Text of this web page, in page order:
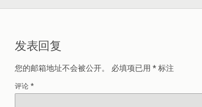
发表回复
您的邮箱地址不会被公开。 必填项已用 * 标注
评论 *